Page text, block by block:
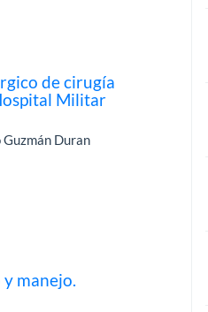
de cirugía
Militar
Duran
manejo.